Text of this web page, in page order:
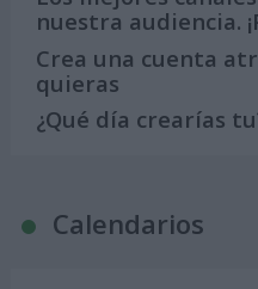
nuestra audiencia.
Crea una cuenta
quieras
¿Qué día crearías
Calendarios